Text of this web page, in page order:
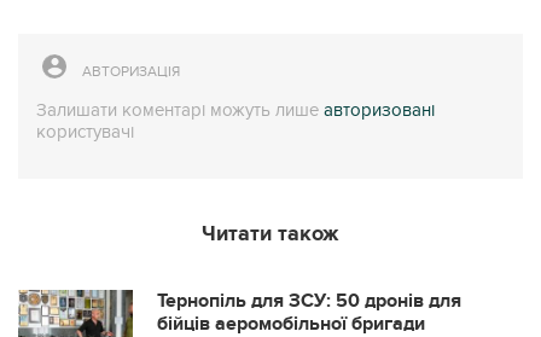
АВТОРИЗАЦІЯ
Залишати коментарі можуть лише авторизовані
користувачі
Читати також
Тернопіль для ЗСУ: 50 дронів для
бійців аеромобільної бригади